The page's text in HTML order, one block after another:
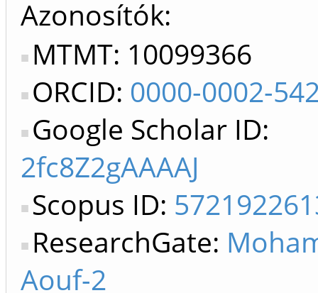
Azonosítók
MTMT: 10099366
ORCID: 0000-0002-
Google Scholar ID:
2fc8Z2gAAAAJ
Scopus ID:
ResearchGate:
Aouf-2